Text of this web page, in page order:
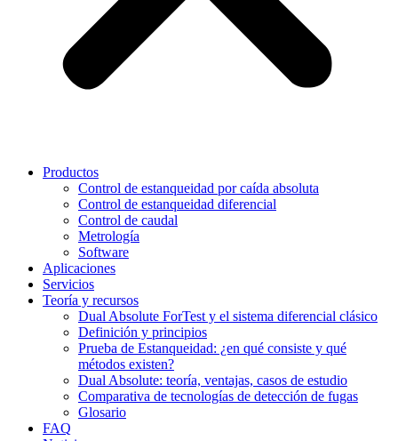
Productos
Control de estanqueidad por caída absoluta
Control de estanqueidad diferencial
Control de caudal
Metrología
Software
Aplicaciones
Servicios
Teoría y recursos
Dual Absolute ForTest y el sistema diferencial clásico
Definición y principios
Prueba de Estanqueidad: ¿en qué consiste y qué
métodos existen?
Dual Absolute: teoría, ventajas, casos de estudio
Comparativa de tecnologías de detección de fugas
Glosario
FAQ